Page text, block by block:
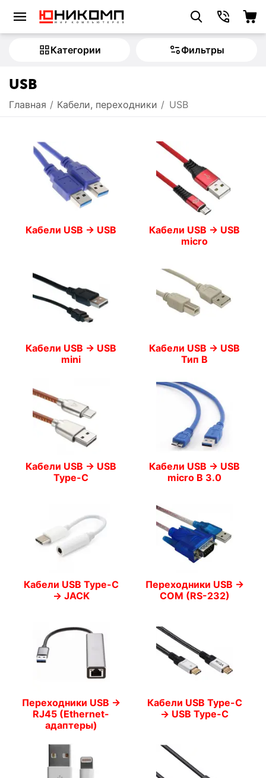
Категории Фильтры
USB
Главная / Кабели, переходники / USB
Кабели USB -> USB
Кабели USB -> USB
micro
Кабели USB -> USB
mini
Кабели USB -> USB
Тип B
Кабели USB -> USB
Type-C
Кабели USB -> USB
micro B 3.0
Кабели USB Type-C
-> JACK
Переходники USB ->
COM (RS-232)
Переходники USB ->
RJ45 (Ethernet-
адаптеры)
Кабели USB Type-C
-> USB Type-C